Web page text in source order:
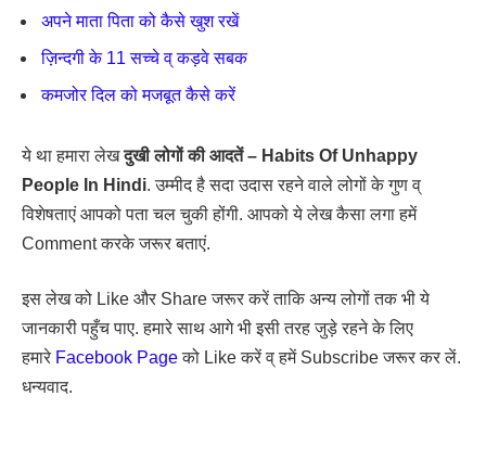
अपने माता पिता को कैसे खुश रखें
ज़िन्दगी के 11 सच्चे व् कड़वे सबक
कमजोर दिल को मजबूत कैसे करें
ये था हमारा लेखदुखी लोगों की आदतें – Habits Of Unhappy
People In Hindi. उम्मीद है सदा उदास रहने वाले लोगों के गुण व्
विशेषताएं आपको पता चल चुकी होंगी. आपको ये लेख कैसा लगा हमें
Comment करके जरूर बताएं.
इस लेख को Like और Share जरूर करें ताकि अन्य लोगों तक भी ये
जानकारी पहुँच पाए. हमारे साथ आगे भी इसी तरह जुड़े रहने के लिए
हमारे Facebook Pageको Like करें व् हमें Subscribe जरूर कर लें.
धन्यवाद.